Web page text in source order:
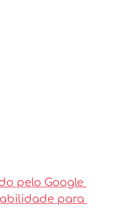
pelo Google
para